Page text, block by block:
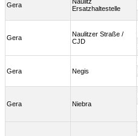
Gera
Ersatzhaltestelle
Gera
Naulitzer Straße /
CJD
Gera Negis
Gera Niebra